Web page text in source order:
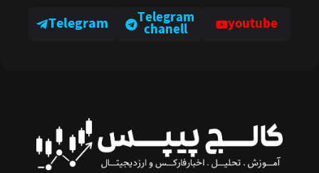
Telegram Telegram
chanell youtube